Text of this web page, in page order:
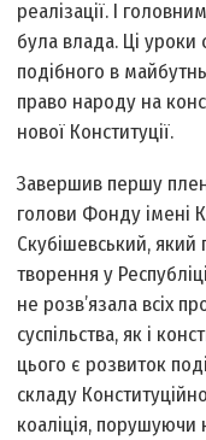
реалізації. І
була влада. Ці уроки
подібного в
право народу на
нової Конституції.
Завершив першу
голови Фонду імені
Скубішевський, який
творення у
не розв’язала всіх
суспільства, як і
цього є розвиток
складу
коаліція, порушуючи